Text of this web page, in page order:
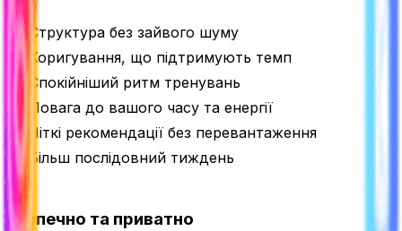
Структура без зайвого шуму
Коригування, що підтримують темп
Спокійніший ритм тренувань
Повага до вашого часу та енергії
Чіткі рекомендації без перевантаження
Більш послідовний тиждень
Безпечно та приватно